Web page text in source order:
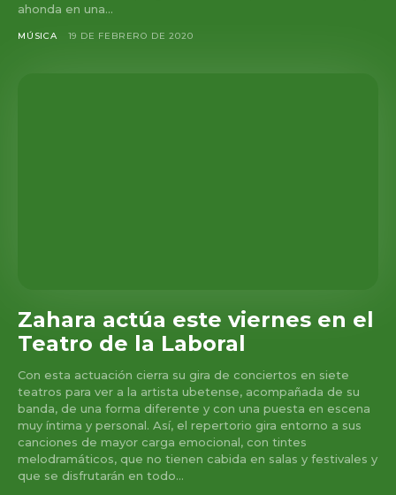
ahonda en una...
MÚSICA 19 DE FEBRERO DE 2020
Zahara actúa este viernes en el
Teatro de la Laboral
Con esta actuación cierra su gira de conciertos en siete
teatros para ver a la artista ubetense, acompañada de su
banda, de una forma diferente y con una puesta en escena
muy íntima y personal. Así, el repertorio gira entorno a sus
canciones de mayor carga emocional, con tintes
melodramáticos, que no tienen cabida en salas y festivales y
que se disfrutarán en todo...